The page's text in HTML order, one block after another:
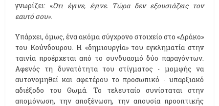
γνωρίζει: «Ότι έγινε, έγινε. Τώρα δεν εξουσιάζεις τον
εαυτό σου».
Υπάρχει, όμως, ένα ακόμα σύγχρονο στοιχείο στο «Δράκο»
του Κούνδουρου. Η «δημιουργία» του εγκληματία στην
ταινία προέρχεται από το συνδυασμό δύο παραγόντων.
Αφενός τη δυνατότητα του στίγματος - μομφής να
αυτονομηθεί και αφετέρου το προσωπικό - υπαρξιακό
αδιέξοδο του Θωμά. Το τελευταίο συνίσταται στην
απομόνωση, την αποξένωση, την απουσία προοπτικής